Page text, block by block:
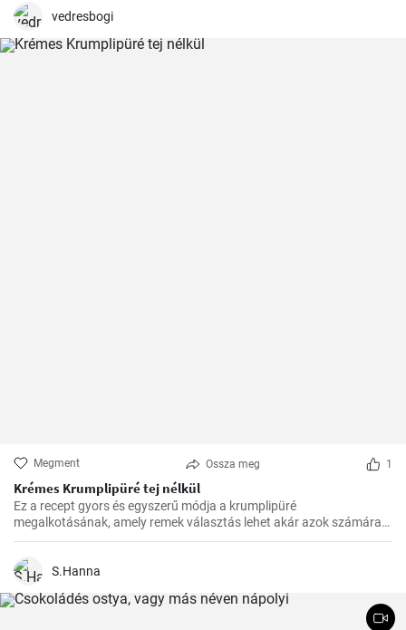
vedresbogi
Megment Ossza meg 1
Krémes Krumplipüré tej nélkül
Ez a recept gyors és egyszerű módja a krumplipüré
megalkotásának, amely remek választás lehet akár azok számára
is, akik tejmentes étrendet követnek. Egyszerű, de lenyűgöző, és az
S.Hanna